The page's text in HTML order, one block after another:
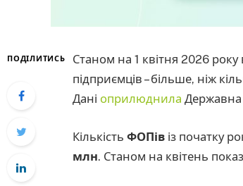
ПОДІЛИТИСЬ
Станом на 1 квітня 2026
підприємців – більше, ніж
Дані оприлюднила Державна
Кількість ФОПів із початку
млн. Станом на квітень